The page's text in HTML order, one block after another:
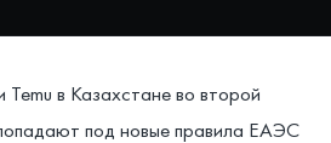
Temu в Казахстане во второй
под новые правила ЕАЭС